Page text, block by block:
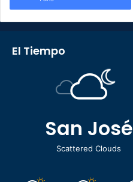
El Tiempo
San José
Scattered Clouds